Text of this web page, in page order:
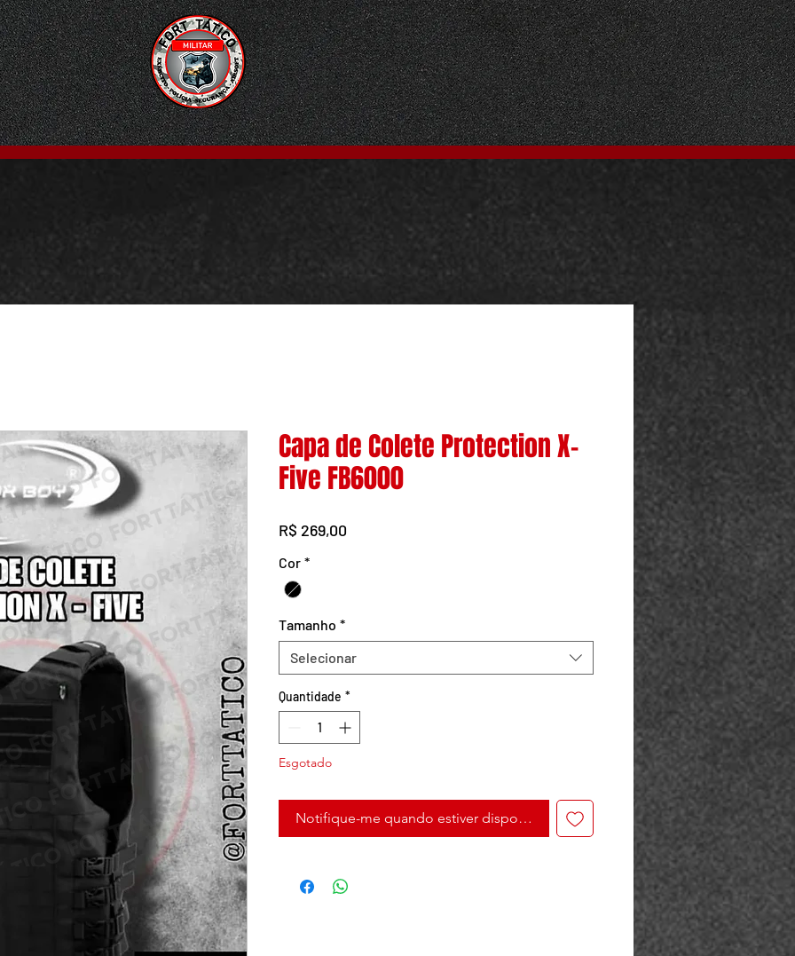
Capa de Colete Protection X-
Five FB6000
R$ 269,00
Cor *
Tamanho *
Selecionar
Quantidade *
Esgotado
Notifique-me quando estiver disponível